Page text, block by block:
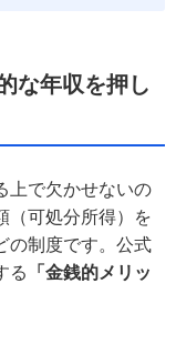
な年収を押し
上で欠かせないの
（可処分所得）を
の制度です。公式
る 「金銭的メリッ